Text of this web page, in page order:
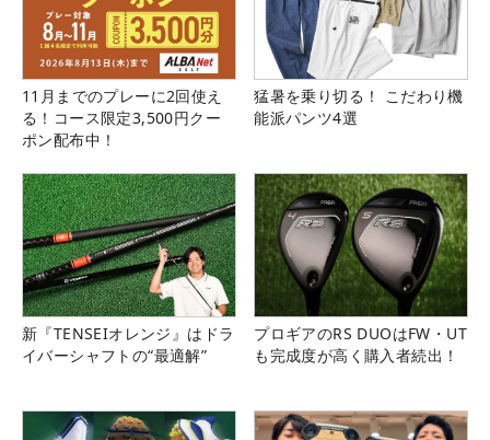
11月までのプレーに2回使え
る！コース限定3,500円クー
ポン配布中！
猛暑を乗り切る！ こだわり機
能派パンツ4選
新『TENSEIオレンジ』はドラ
イバーシャフトの“最適解”
プロギアのRS DUOはFW・UT
も完成度が高く購入者続出！